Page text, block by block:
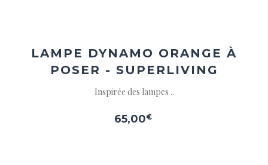
LAMPE DYNAMO ORANGE À
POSER - SUPERLIVING
Inspirée des lampes ..
65,00€